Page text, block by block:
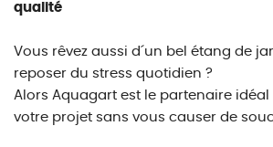
qualité
Vous rêvez aussi d´un bel étang de
reposer du stress quotidien ?
Alors Aquagart est le partenaire
votre projet sans vous causer de